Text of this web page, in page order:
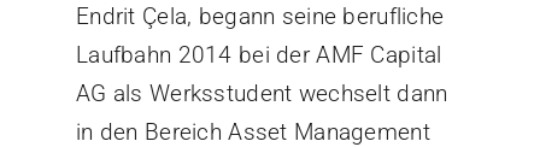
Endrit Çela, begann seine berufliche
Laufbahn 2014 bei der AMF Capital
AG als Werksstudent wechselt dann
in den Bereich Asset Management